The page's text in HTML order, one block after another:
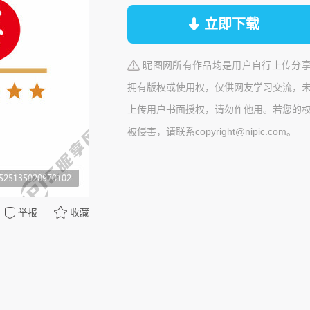
举报 收藏
立即下载
昵图网所有作品均是用户自行上传分
拥有版权或使用权，仅供网友学习交流，
上传用户书面授权，请勿作他用。若您的
被侵害，请联系copyright@nipic.com。